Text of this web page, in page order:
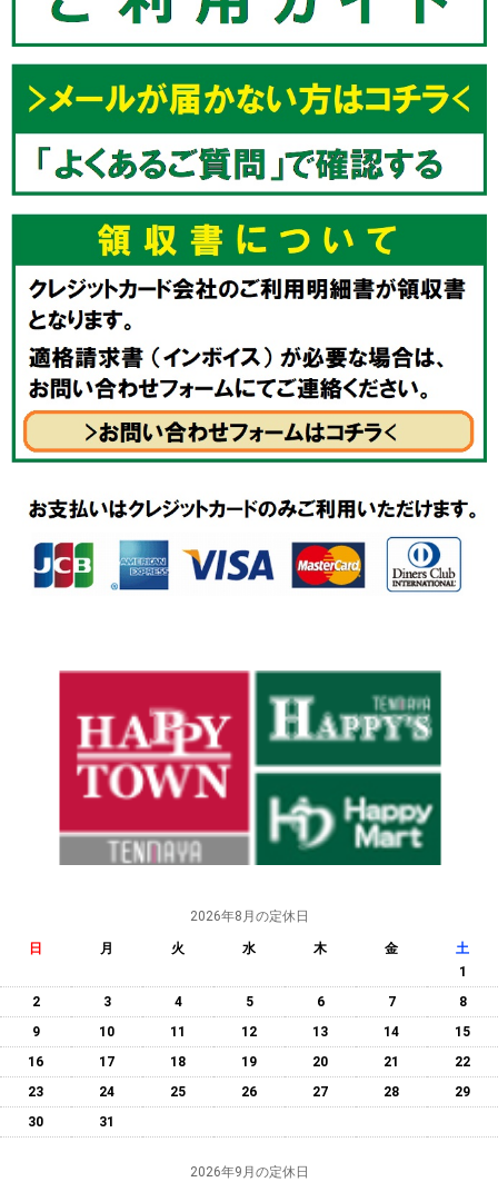
2026年8月の定休日
日 月 火 水 木 金
土
1
2
3 4 5 6 7
8
9
10 11 12 13 14
15
16
17 18 19 20 21
22
23
24 25 26 27 28
29
30
31
2026年9月の定休日